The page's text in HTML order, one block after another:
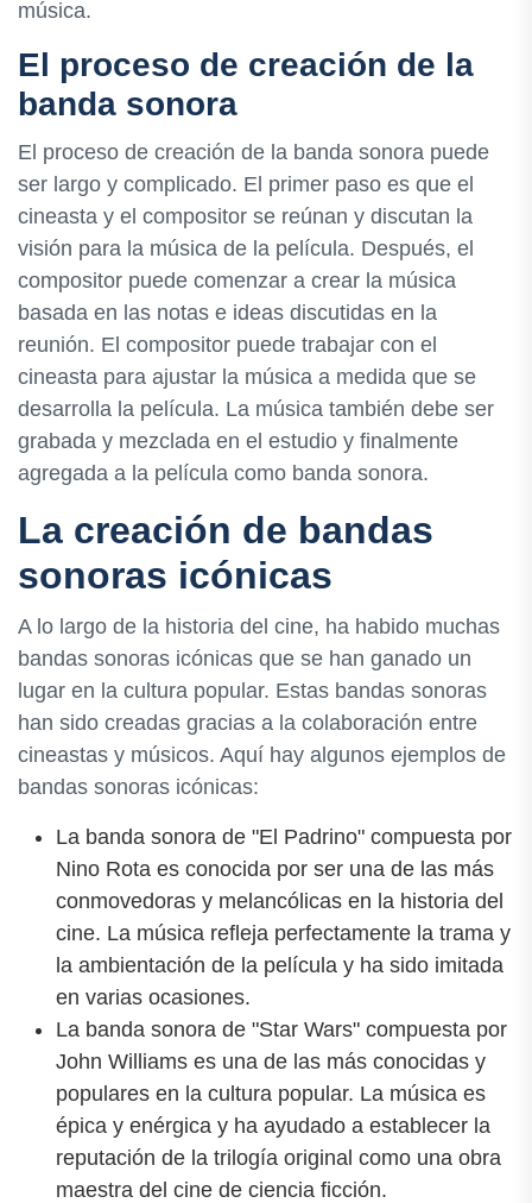
música.
El proceso de creación de la
banda sonora
El proceso de creación de la banda sonora puede
ser largo y complicado. El primer paso es que el
cineasta y el compositor se reúnan y discutan la
visión para la música de la película. Después, el
compositor puede comenzar a crear la música
basada en las notas e ideas discutidas en la
reunión. El compositor puede trabajar con el
cineasta para ajustar la música a medida que se
desarrolla la película. La música también debe ser
grabada y mezclada en el estudio y finalmente
agregada a la película como banda sonora.
La creación de bandas
sonoras icónicas
A lo largo de la historia del cine, ha habido muchas
bandas sonoras icónicas que se han ganado un
lugar en la cultura popular. Estas bandas sonoras
han sido creadas gracias a la colaboración entre
cineastas y músicos. Aquí hay algunos ejemplos de
bandas sonoras icónicas:
La banda sonora de "El Padrino" compuesta por
Nino Rota es conocida por ser una de las más
conmovedoras y melancólicas en la historia del
cine. La música refleja perfectamente la trama y
la ambientación de la película y ha sido imitada
en varias ocasiones.
La banda sonora de "Star Wars" compuesta por
John Williams es una de las más conocidas y
populares en la cultura popular. La música es
épica y enérgica y ha ayudado a establecer la
reputación de la trilogía original como una obra
maestra del cine de ciencia ficción.